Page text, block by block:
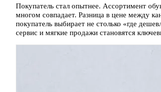
Покупатель стал опытнее. Ассортимент
многом совпадает. Разница в цене между
покупатель выбирает не столько «где
сервис и мягкие продажи становятся